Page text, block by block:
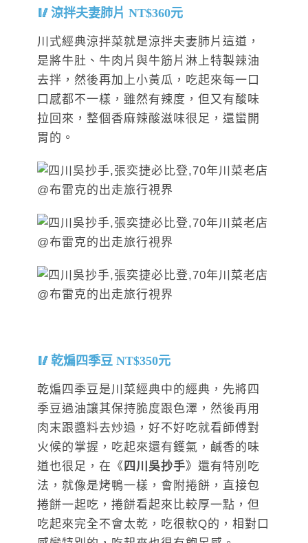
涼拌夫妻肺片 NT$360元
川式經典涼拌菜就是涼拌夫妻肺片這道，
是將牛肚、牛肉片與牛筋片淋上特製辣油
去拌，然後再加上小黃瓜，吃起來每一口
口感都不一樣，雖然有辣度，但又有酸味
拉回來，整個香麻辣酸滋味很足，還蠻開
胃的。
乾煸四季豆 NT$350元
乾煸四季豆是川菜經典中的經典，先將四
季豆過油讓其保持脆度跟色澤，然後再用
肉末跟醬料去炒過，好不好吃就看師傅對
火候的掌握，吃起來還有鑊氣，鹹香的味
道也很足，在《 四川吳抄手》還有特別吃
法，就像是烤鴨一樣，會附捲餅，直接包
捲餅一起吃，捲餅看起來比較厚一點，但
吃起來完全不會太乾，吃很軟Q的，相對口